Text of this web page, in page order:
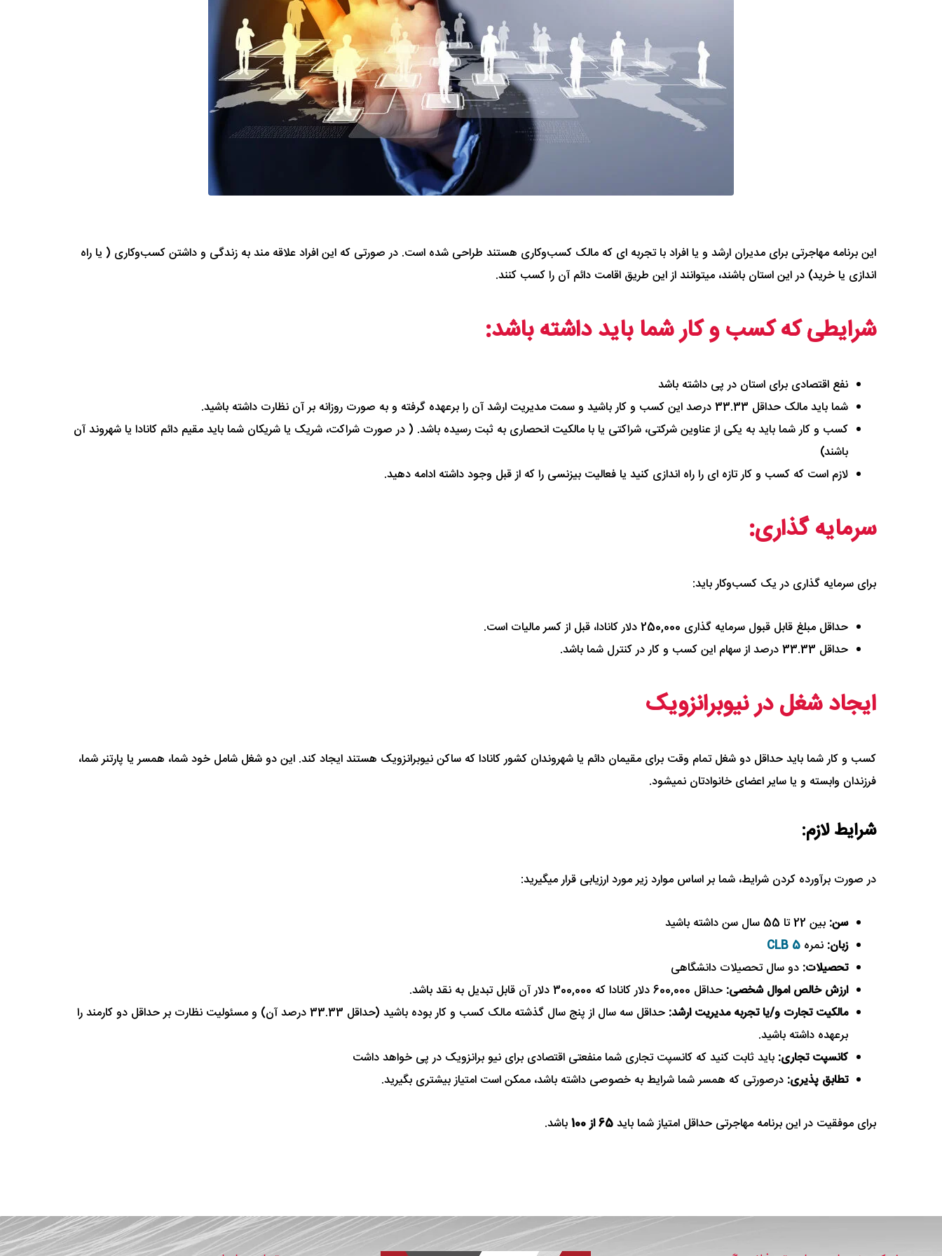
این برنامه مهاجرتی برای مدیران ارشد و یا افراد با تجربه ای که مالک کسب‌و‌کاری هستند طراحی شده است. در صورتی که این افراد علاقه مند به زندگی و داشتن کسب‌و‌کاری ( یا راه
اندازی یا خرید) در این استان باشند، میتوانند از این طریق اقامت دائم آن را کسب کنند.
شرایطی که کسب و کار شما باید داشته باشد:
نفع اقتصادی برای استان در پی داشته باشد
شما باید مالک حداقل 33.33 درصد این کسب و کار باشید و سمت مدیریت ارشد آن را برعهده گرفته و به صورت روزانه بر آن نظارت داشته باشید.
کسب و کار شما باید به یکی از عناوین شرکتی، شراکتی یا با مالکیت انحصاری به ثبت رسیده باشد. ( در صورت شراکت، شریک یا شریکان شما باید مقیم دائم کانادا یا شهروند آن
باشند)
لازم است که کسب و کار تازه ای را راه اندازی کنید یا فعالیت بیزنسی را که از قبل وجود داشته ادامه دهید.
سرمایه گذاری:
برای سرمایه گذاری در یک کسب‌وکار باید:
حداقل مبلغ قابل قبول سرمایه گذاری 250,000 دلار کانادا، قبل از کسر مالیات است.
حداقل 33.33 درصد از سهام این کسب و کار در کنترل شما باشد.
ایجاد شغل در نیوبرانزویک
کسب و کار شما باید حداقل دو شغل تمام وقت برای مقیمان دائم یا شهروندان کشور کانادا که ساکن نیوبرانزویک هستند ایجاد کند. این دو شغل شامل خود شما، همسر یا پارتنر شما،
فرزندان وابسته و یا سایر اعضای خانوادتان نمیشود.
شرایط لازم:
در صورت برآورده کردن شرایط، شما بر اساس موارد زیر مورد ارزیابی قرار میگیرید:
سن: بین 22 تا 55 سال سن داشته باشید
زبان: نمره CLB 5
تحصیلات: دو سال تحصیلات دانشگاهی
ارزش خالص اموال شخصی: حداقل 600,000 دلار کانادا که 300,000 دلار آن قابل تبدیل به نقد باشد.
مالکیت تجارت و/یا تجربه مدیریت ارشد:
حداقل سه سال از پنج سال گذشته مالک کسب و کار بوده باشید (حداقل 33.33 درصد آن) و مسئولیت نظارت بر حداقل دو کارمند را
برعهده داشته باشید.
کانسپت تجاری: باید ثابت کنید که کانسپت تجاری شما منفعتی اقتصادی برای نیو برانزویک در پی خواهد داشت
تطابق پذیری: درصورتی که همسر شما شرایط به خصوصی داشته باشد، ممکن است امتیاز بیشتری بگیرید.
برای موفقیت در این برنامه مهاجرتی حداقل امتیاز شما باید65 از 100 باشد.